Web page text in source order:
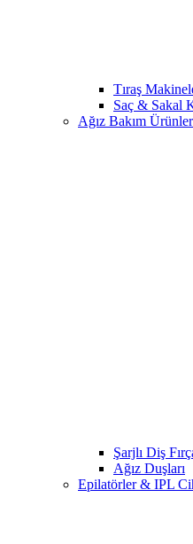
Tıraş
Saç & Sakal
Ağız Bakım
Şarjlı Diş
Ağız Duşları
Epilatörler & IPL